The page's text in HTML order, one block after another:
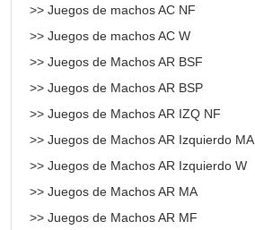
>> Juegos de machos AC NF
>> Juegos de machos AC W
>> Juegos de Machos AR BSF
>> Juegos de Machos AR BSP
>> Juegos de Machos AR IZQ NF
>> Juegos de Machos AR Izquierdo MA
>> Juegos de Machos AR Izquierdo W
>> Juegos de Machos AR MA
>> Juegos de Machos AR MF